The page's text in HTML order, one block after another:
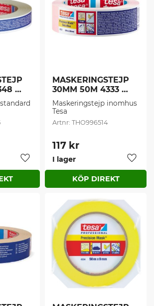
Lägg till i favoriter
MASKERINGSTEJP
30MM 50M 4333
TESA (1 st/frp)
Maskeringstejp inomhus
Tesa
THO996514
117 kr
Lägg
I lager